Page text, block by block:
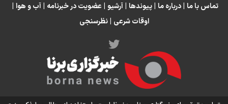
اینفو برنا/ میزان مالیات بر ارزش افزوده چقدر است؟
تماس با ما | درباره ما | پیوندها | آرشیو | عضویت در خبرنامه | آب و هوا |
اوقات شرعی | نظرسنجی